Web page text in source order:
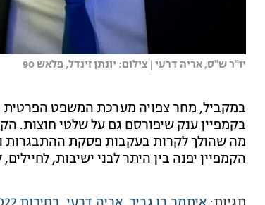
יו''ר ש''ס, אריה דרעי | צילום: יונתן זינדל, פלאש 90
במקביל, מחר צפויה מערכת המשפט הפרטית
בקמפיין ענק שיפורסם גם על שלטי חוצות.
מה שהולך לקרות בעקבות פסקת ההתבגרות
הקמפיין יפנה בין היתר לבני ישיבות,